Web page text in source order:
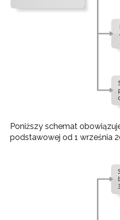
Poniższy schemat
podstawowej od 1 września